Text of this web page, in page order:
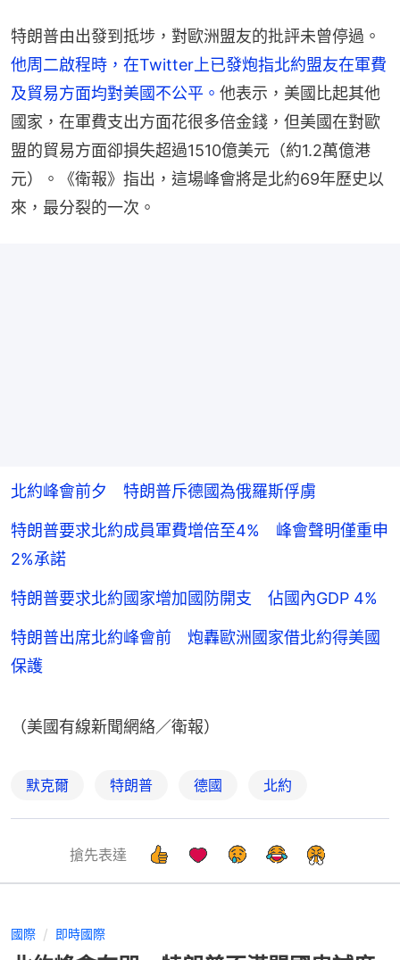
特朗普由出發到抵埗，對歐洲盟友的批評未曾停過。
他周二啟程時，在Twitter上已發炮指北約盟友在軍費
及貿易方面均對美國不公平。 他表示，美國比起其他
國家，在軍費支出方面花很多倍金錢，但美國在對歐
盟的貿易方面卻損失超過1510億美元（約1.2萬億港
元）。《衛報》指出，這場峰會將是北約69年歷史以
來，最分裂的一次。
北約峰會前夕 特朗普斥德國為俄羅斯俘虜
特朗普要求北約成員軍費增倍至4% 峰會聲明僅重申
2%承諾
特朗普要求北約國家增加國防開支 佔國內GDP 4%
特朗普出席北約峰會前 炮轟歐洲國家借北約得美國
保護
（美國有線新聞網絡／衛報）
默克爾 特朗普 德國 北約
搶先表達
國際 即時國際